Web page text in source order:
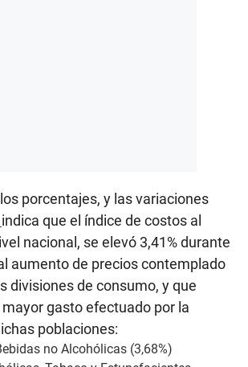
porcentajes, y las variaciones
indica que el índice de costos al
nacional, se elevó 3,41% durante
aumento de precios contemplado
divisiones de consumo, y que
gasto efectuado por la
poblaciones:
no Alcohólicas (3,68%)